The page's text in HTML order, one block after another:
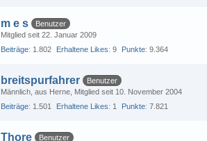
m e s
Benutzer
Mitglied seit 22. Januar 2009
Beiträge 1.802 Erhaltene Likes 9 Punkte 9.364
breitspurfahrer
Benutzer
Männlich aus Herne Mitglied seit 10. November 2004
Beiträge 1.501 Erhaltene Likes 1 Punkte 7.821
Thore
Benutzer